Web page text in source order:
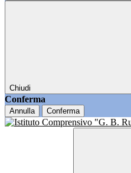
Chiudi
Conferma
Annulla Conferma